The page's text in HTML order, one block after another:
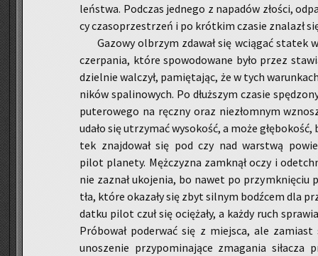
leń­stwa. Pod­czas jed­ne­go z na­pa­dów zło­ści,
cy cza­so­prze­strzeń i po krót­kim cza­sie zna­lazł
Ga­zo­wy ol­brzym zda­wał się wcią­gać sta­tek
czer­pa­nia, które spo­wo­do­wa­ne było przez
dziel­nie wal­czył, pa­mię­ta­jąc, że w tych
ni­ków spa­li­no­wych. Po dłuż­szym cza­sie
pu­te­ro­we­go na ręcz­ny oraz nie­złom­nym
udało się utrzy­mać wy­so­kość, a może
tek znaj­do­wał się pod czy nad war­stwą
pilot pla­ne­ty. Męż­czy­zna za­mknął oczy i
nie za­znał uko­je­nia, bo nawet po przy­mknię­ciu
tła, które oka­za­ły się zbyt sil­nym bodź­cem dla
dat­ku pilot czuł się ocię­ża­ły, a każdy ruch
Pró­bo­wał po­de­rwać się z miej­sca, ale
uno­sze­nie przy­po­mi­na­ją­ce zma­ga­nia si­ła­cza